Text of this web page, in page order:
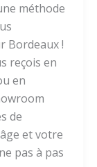
méthode
Bordeaux !
reçois en
en
de
et votre
pas à pas